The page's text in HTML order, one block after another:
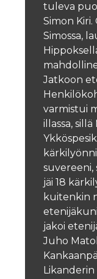
tuleva
Simon
Simossa,
Jatkoon
varmistui
illassa,
suvereeni,
jäi 18
kuitenkin
jakoi
Juho
Likanderin